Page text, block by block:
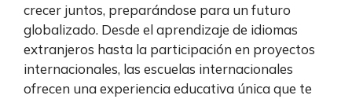
crecer juntos, preparándose para un futuro
globalizado. Desde el aprendizaje de idiomas
extranjeros hasta la participación en proyectos
internacionales, las escuelas internacionales
ofrecen una experiencia educativa única que te